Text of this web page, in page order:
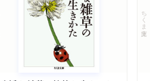
ちくま文庫